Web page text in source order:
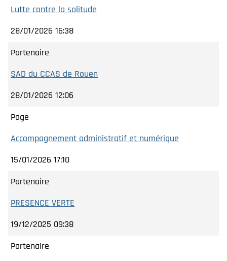
Lutte contre la solitude
28/01/2026 16:38
Partenaire
SAD du CCAS de Rouen
28/01/2026 12:06
Page
Accompagnement administratif et numérique
15/01/2026 17:10
Partenaire
PRESENCE VERTE
19/12/2025 09:38
Partenaire